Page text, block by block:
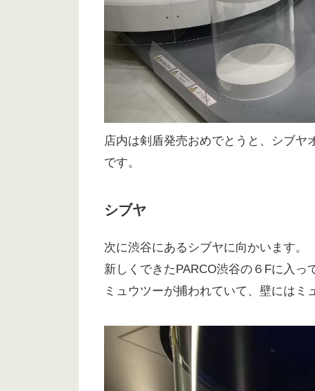
店内は剣盾発売おめでとうと、シブ
です。
シブヤ
次に渋谷にあるシブヤに向かいます。
新しくできたPARCO渋谷の６Fに入っ
ミュウツーが捕われていて、壁には